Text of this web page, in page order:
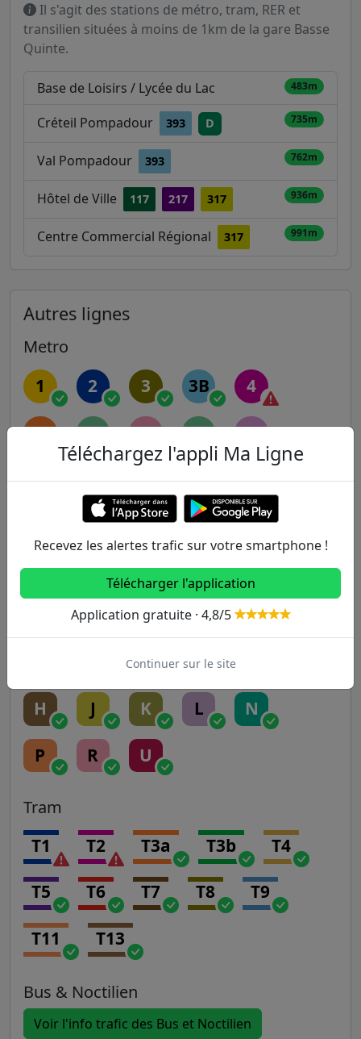
Il s'agit des stations de métro, tram, RER et
transilien situées à moins de 1km de la gare Basse
Quinte.
Base de Loisirs / Lycée du Lac 483m
Créteil Pompadour 393 D 735m
Val Pompadour 393 762m
Hôtel de Ville 117 217 317 936m
Centre Commercial Régional 317 991m
Autres lignes
Metro
1 2 3 3B 4
5 6 7 7B 8
9 10 11 12 13
B C D E
H J K L N
P R U
Tram
T1 T2 T3a T3b T4
T5 T6 T7 T8 T9
T11 T13
Bus & Noctilien
Voir l'info trafic des Bus et Noctilien
Téléchargez l'appli Ma Ligne
Recevez les alertes trafic sur votre smartphone !
Télécharger l'application
Application gratuite · 4,8/5
Continuer sur le site